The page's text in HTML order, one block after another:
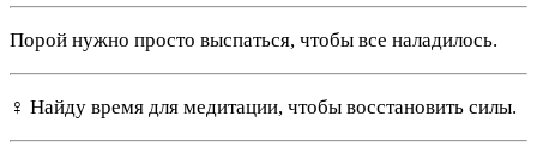
Порой нужно просто выспаться, чтобы все наладилось.
‍♀️ Найду время для медитации, чтобы восстановить силы.